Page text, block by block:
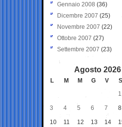
Gennaio 2008 (36)
Dicembre 2007 (25)
Novembre 2007 (22)
Ottobre 2007 (27)
Settembre 2007 (23)
Agosto 2026
L M M G V S
1
3 4 5 6 7 8
10 11 12 13 14